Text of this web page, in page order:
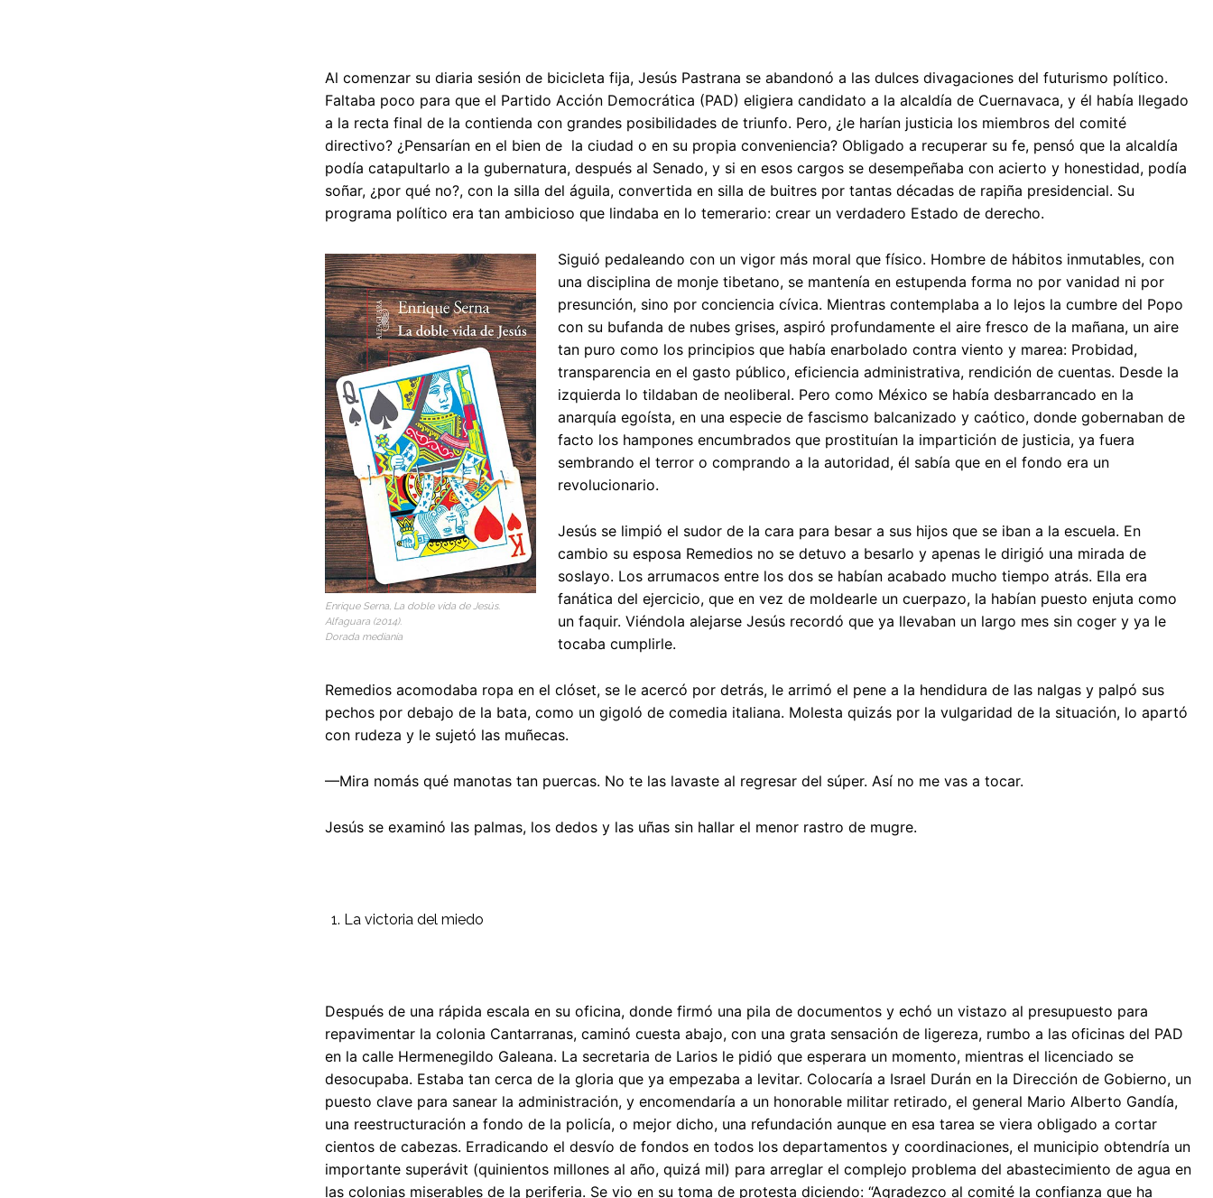
Al comenzar su diaria sesión de bicicleta fija, Jesús Pastrana se abandonó a las dulces divagaciones del futurismo político.
Faltaba poco para que el Partido Acción Democrática (PAD) eligiera candidato a la alcaldía de Cuernavaca, y él había llegado
a la recta final de la contienda con grandes posibilidades de triunfo. Pero, ¿le harían justicia los miembros del comité
directivo? ¿Pensarían en el bien de la ciudad o en su propia conveniencia? Obligado a recuperar su fe, pensó que la alcaldía
podía catapultarlo a la gubernatura, después al Senado, y si en esos cargos se desempeñaba con acierto y honestidad, podía
soñar, ¿por qué no?, con la silla del águila, convertida en silla de buitres por tantas décadas de rapiña presidencial. Su
programa político era tan ambicioso que lindaba en lo temerario: crear un verdadero Estado de derecho.
Enrique Serna, La doble vida de Jesús.
Alfaguara (2014).
Dorada medianía
Siguió pedaleando con un vigor más moral que físico. Hombre de hábitos inmutables, con
una disciplina de monje tibetano, se mantenía en estupenda forma no por vanidad ni por
presunción, sino por conciencia cívica. Mientras contemplaba a lo lejos la cumbre del Popo
con su bufanda de nubes grises, aspiró profundamente el aire fresco de la mañana, un aire
tan puro como los principios que había enarbolado contra viento y marea: Probidad,
transparencia en el gasto público, eficiencia administrativa, rendición de cuentas. Desde la
izquierda lo tildaban de neoliberal. Pero como México se había desbarrancado en la
anarquía egoísta, en una especie de fascismo balcanizado y caótico, donde gobernaban de
facto los hampones encumbrados que prostituían la impartición de justicia, ya fuera
sembrando el terror o comprando a la autoridad, él sabía que en el fondo era un
revolucionario.
Jesús se limpió el sudor de la cara para besar a sus hijos que se iban a la escuela. En
cambio su esposa Remedios no se detuvo a besarlo y apenas le dirigió una mirada de
soslayo. Los arrumacos entre los dos se habían acabado mucho tiempo atrás. Ella era
fanática del ejercicio, que en vez de moldearle un cuerpazo, la habían puesto enjuta como
un faquir. Viéndola alejarse Jesús recordó que ya llevaban un largo mes sin coger y ya le
tocaba cumplirle.
Remedios acomodaba ropa en el clóset, se le acercó por detrás, le arrimó el pene a la hendidura de las nalgas y palpó sus
pechos por debajo de la bata, como un gigoló de comedia italiana. Molesta quizás por la vulgaridad de la situación, lo apartó
con rudeza y le sujetó las muñecas.
—Mira nomás qué manotas tan puercas. No te las lavaste al regresar del súper. Así no me vas a tocar.
Jesús se examinó las palmas, los dedos y las uñas sin hallar el menor rastro de mugre.
La victoria del miedo
Después de una rápida escala en su oficina, donde firmó una pila de documentos y echó un vistazo al presupuesto para
repavimentar la colonia Cantarranas, caminó cuesta abajo, con una grata sensación de ligereza, rumbo a las oficinas del PAD
en la calle Hermenegildo Galeana. La secretaria de Larios le pidió que esperara un momento, mientras el licenciado se
desocupaba. Estaba tan cerca de la gloria que ya empezaba a levitar. Colocaría a Israel Durán en la Dirección de Gobierno, un
puesto clave para sanear la administración, y encomendaría a un honorable militar retirado, el general Mario Alberto Gandía,
una reestructuración a fondo de la policía, o mejor dicho, una refundación aunque en esa tarea se viera obligado a cortar
cientos de cabezas. Erradicando el desvío de fondos en todos los departamentos y coordinaciones, el municipio obtendría un
importante superávit (quinientos millones al año, quizá mil) para arreglar el complejo problema del abastecimiento de agua en
las colonias miserables de la periferia. Se vio en su toma de protesta diciendo: “Agradezco al comité la confianza que ha